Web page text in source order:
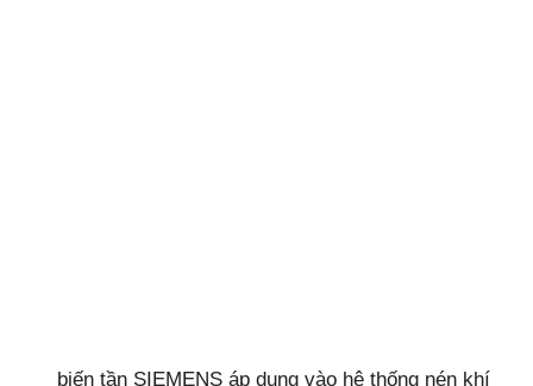
biến tần SIEMENS áp dụng vào hệ thống nén khí